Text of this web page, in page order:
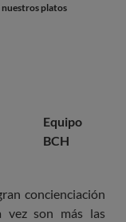
nuestros platos
Equipo
BCH
concienciación
vez son más las